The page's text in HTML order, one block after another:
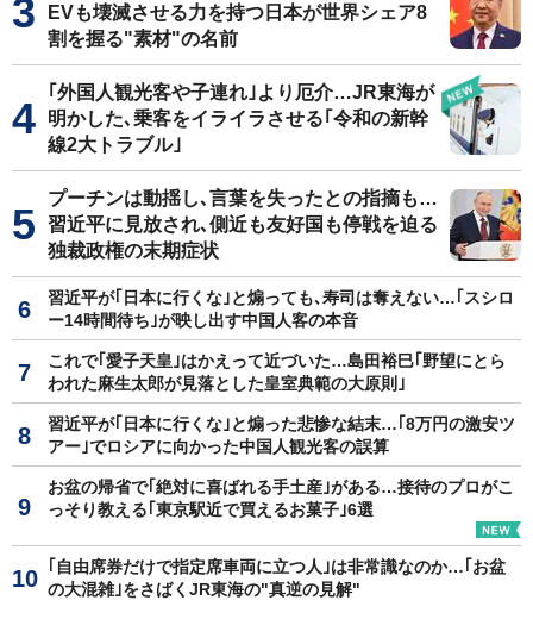
EVも壊滅させる力を持つ日本が世界シェア8
割を握る"素材"の名前
｢外国人観光客や子連れ｣より厄介…JR東海が
明かした､乗客をイライラさせる｢令和の新幹
線2大トラブル｣
プーチンは動揺し､言葉を失ったとの指摘も…
習近平に見放され､側近も友好国も停戦を迫る
独裁政権の末期症状
習近平が｢日本に行くな｣と煽っても､寿司は奪えない…｢スシロ
ー14時間待ち｣が映し出す中国人客の本音
これで｢愛子天皇｣はかえって近づいた…島田裕巳｢野望にとら
われた麻生太郎が見落とした皇室典範の大原則｣
習近平が｢日本に行くな｣と煽った悲惨な結末…｢8万円の激安ツ
アー｣でロシアに向かった中国人観光客の誤算
お盆の帰省で｢絶対に喜ばれる手土産｣がある…接待のプロがこ
っそり教える｢東京駅近で買えるお菓子｣6選
｢自由席券だけで指定席車両に立つ人｣は非常識なのか…｢お盆
の大混雑｣をさばくJR東海の"真逆の見解"